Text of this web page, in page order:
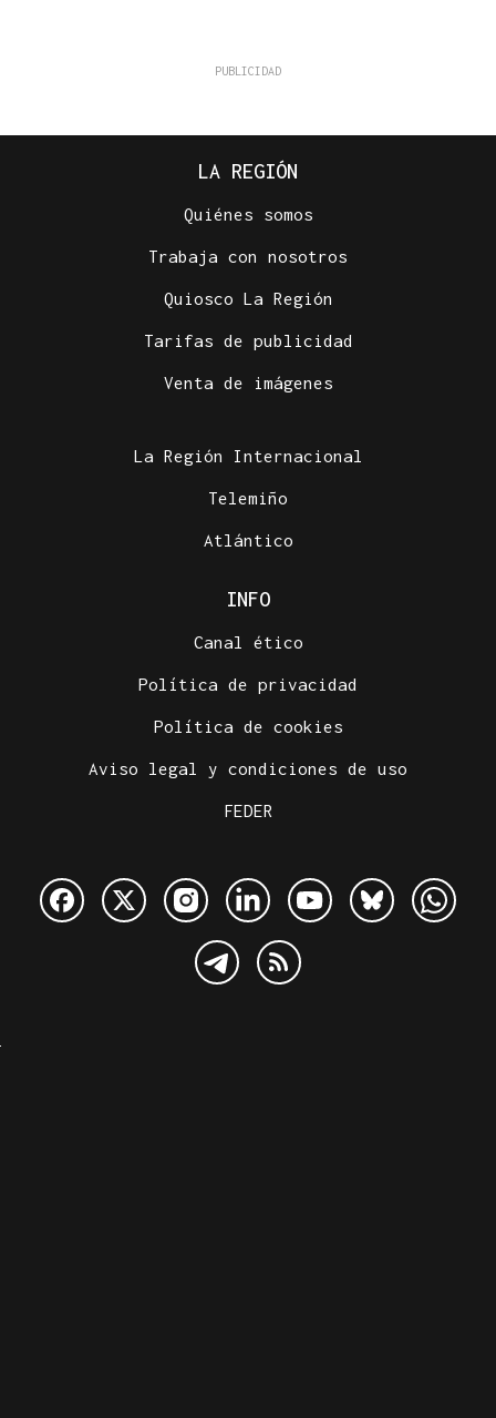
LA REGIÓN
Quiénes somos
Trabaja con nosotros
Quiosco La Región
Tarifas de publicidad
Venta de imágenes
La Región Internacional
Telemiño
Atlántico
INFO
Canal ético
Política de privacidad
Política de cookies
Aviso legal y condiciones de uso
FEDER